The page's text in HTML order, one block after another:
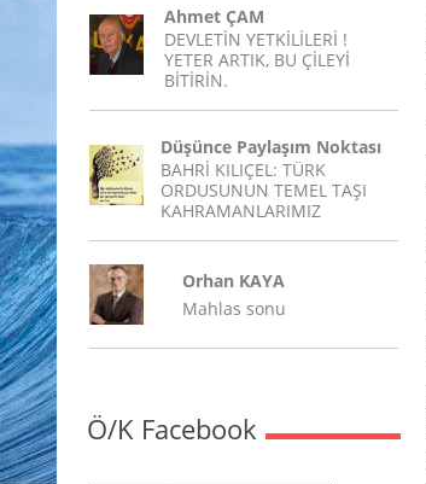
Ahmet ÇAM
DEVLETİN YETKİLİLERİ !
YETER ARTIK, BU ÇİLEYİ
BİTİRİN.
Düşünce Paylaşım Noktası
BAHRİ KILIÇEL: TÜRK
ORDUSUNUN TEMEL TAŞI
KAHRAMANLARIMIZ
Orhan KAYA
Mahlas sonu
Ö/K Facebook